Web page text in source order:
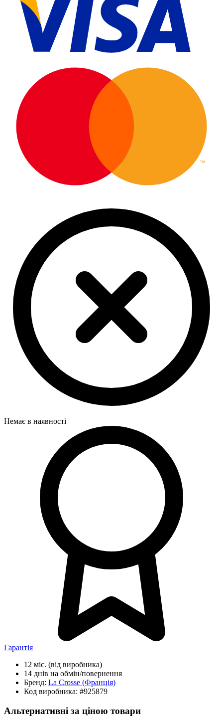
Немає в наявності
Гарантія
12 міс. (від виробника)
14 днів на обмін/повернення
Бренд: La Crosse (Франція)
Код виробника: #925879
Альтернативні за ціною товари